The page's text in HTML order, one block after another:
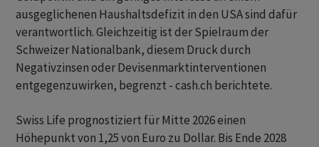
ausgeglichenen Haushaltsdefizit in den USA sind dafür
verantwortlich. Gleichzeitig ist der Spielraum der
Schweizer Nationalbank, diesem Druck durch
Negativzinsen oder Devisenmarktinterventionen
entgegenzuwirken, begrenzt - cash.ch berichtete.
Swiss Life prognostiziert für Mitte 2026 einen
Höhepunkt von 1,25 von Euro zu Dollar. Bis Ende 2028